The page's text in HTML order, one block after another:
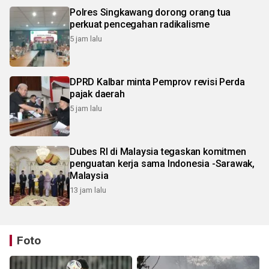
Polres Singkawang dorong orang tua
perkuat pencegahan radikalisme
5 jam lalu
DPRD Kalbar minta Pemprov revisi Perda
pajak daerah
5 jam lalu
Dubes RI di Malaysia tegaskan komitmen
penguatan kerja sama Indonesia -Sarawak,
Malaysia
13 jam lalu
Foto